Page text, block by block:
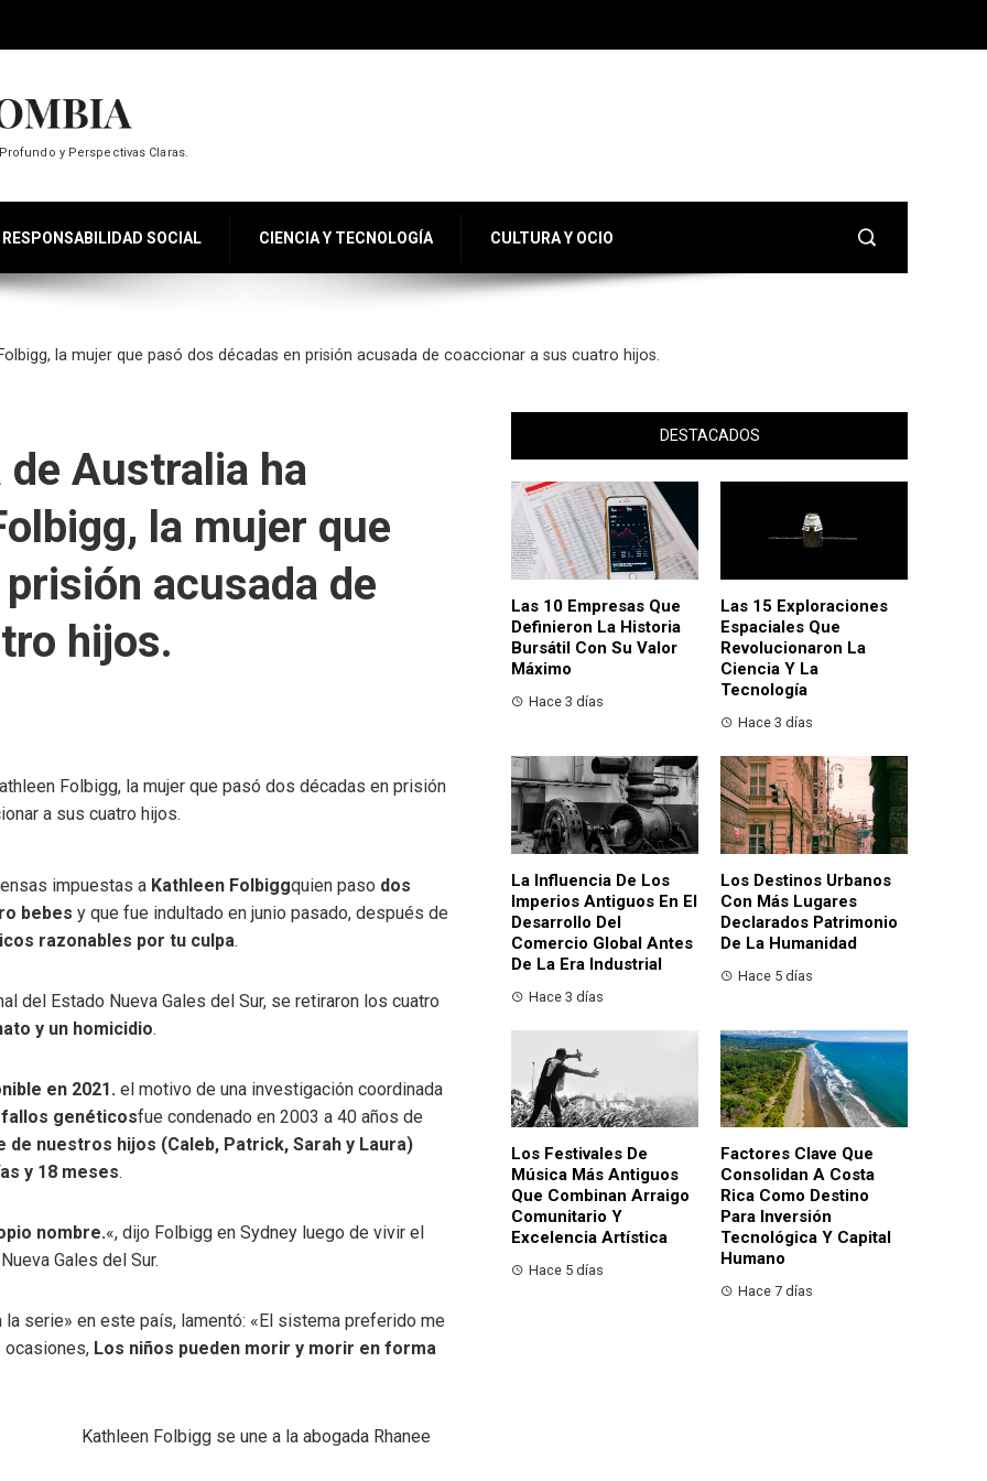
y Perspectivas Claras.
RESPONSABILIDAD SOCIAL CIENCIA Y TECNOLOGÍA CULTURA Y OCIO
la mujer que pasó dos décadas en prisión acusada de coaccionar a sus cuatro hijos.
Australia ha
la mujer que
acusada de
hijos.
impuestas a Kathleen Folbiggquien paso dos
bebes y que fue indultado en junio pasado, después de
razonables por tu culpa.
del Estado Nueva Gales del Sur, se retiraron los cuatro
y un homicidio.
en 2021. el motivo de una investigación coordinada
fallos genéticosfue condenado en 2003 a 40 años de
de nuestros hijos (Caleb, Patrick, Sarah y Laura)
y 18 meses.
nombre.«, dijo Folbigg en Sydney luego de vivir el
Gales del Sur.
serie» en este país, lamentó: «El sistema preferido me
ocasiones, Los niños pueden morir y morir en forma
Kathleen Folbigg se une a la abogada Rhanee
DESTACADOS
Las 10 Empresas Que
Definieron La Historia
Bursátil Con Su Valor
Máximo
Hace 3 días
Las 15 Exploraciones
Espaciales Que
Revolucionaron La
Ciencia Y La
Tecnología
Hace 3 días
La Influencia De Los
Imperios Antiguos En El
Desarrollo Del
Comercio Global Antes
De La Era Industrial
Hace 3 días
Los Destinos Urbanos
Con Más Lugares
Declarados Patrimonio
De La Humanidad
Hace 5 días
Los Festivales De
Música Más Antiguos
Que Combinan Arraigo
Comunitario Y
Excelencia Artística
Hace 5 días
Factores Clave Que
Consolidan A Costa
Rica Como Destino
Para Inversión
Tecnológica Y Capital
Humano
Hace 7 días